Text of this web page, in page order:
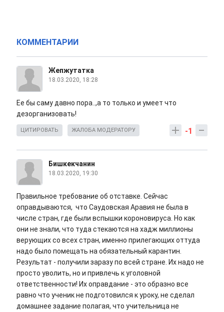
КОММЕНТАРИИ
Жепжутатка
18.03.2020, 18:28
Ее бы саму давно пора..,а то только и умеет что
дезорганизовать!
-1
ЦИТИРОВАТЬ ЖАЛОБА МОДЕРАТОРУ
Бишкекчанин
18.03.2020, 19:30
Правильное требование об отставке. Сейчас
оправдываются, что Саудовская Аравия не была в
числе стран, где были вспышки короновируса. Но как
они не знали, что туда стекаются на хадж миллионы
верующих со всех стран, именно прилегающих оттуда
надо было помещать на обязательный карантин.
Результат - получили заразу по всей стране. Их надо не
просто уволить, но и привлечь к уголовной
ответственности! Их оправдание - это образно все
равно что ученик не подготовился к уроку, не сделал
домашнее задание полагая, что учительница не